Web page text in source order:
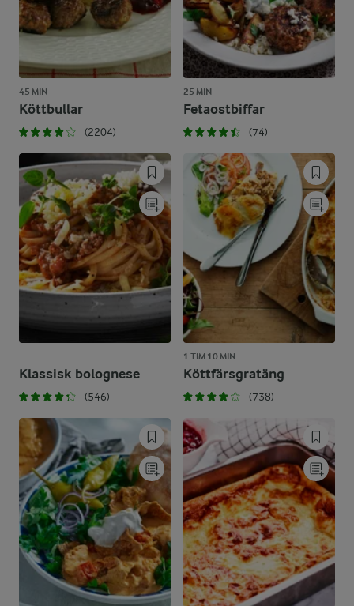
45 MIN
Köttbullar
(2204)
25 MIN
Fetaostbiffar
(74)
Klassisk bolognese
(546)
1 TIM 10 MIN
Köttfärsgratäng
(738)